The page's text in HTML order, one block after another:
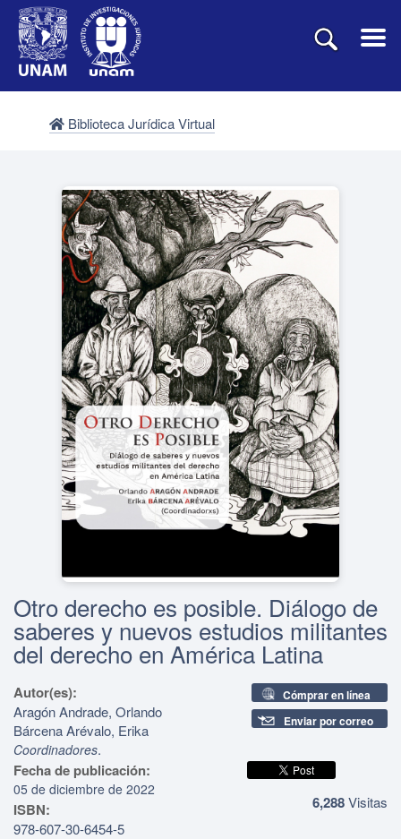
Biblioteca Jurídica Virtual
Otro derecho es posible. Diálogo de
saberes y nuevos estudios militantes
del derecho en América Latina
Autor(es):
Aragón Andrade, Orlando
Bárcena Arévalo, Erika
Coordinadores.
Fecha de publicación:
05 de diciembre de 2022
ISBN:
978-607-30-6454-5
Cómprar en línea
Enviar por correo
6,288Visitas